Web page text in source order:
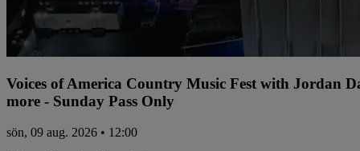
Voices of America Country Music Fest with Jordan
more - Sunday Pass Only
sön, 09 aug. 2026 • 12:00